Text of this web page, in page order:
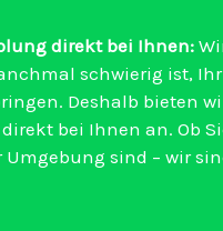
direkt bei Ihnen:
schwierig ist, Ihr
Deshalb bieten
bei Ihnen an. Ob
sind – wir